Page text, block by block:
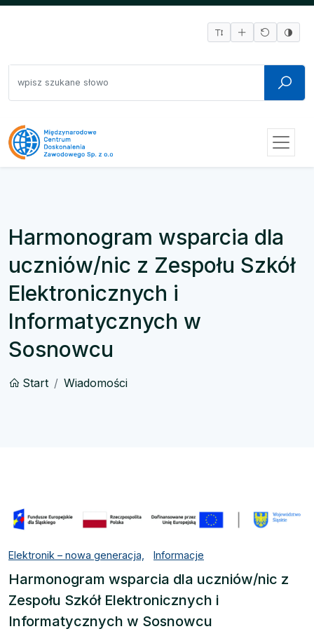
Harmonogram wsparcia dla
uczniów/nic z Zespołu Szkół
Elektronicznych i
Informatycznych w
Sosnowcu
Start Wiadomości
Elektronik – nowa generacja, Informacje
Harmonogram wsparcia dla uczniów/nic z
Zespołu Szkół Elektronicznych i
Informatycznych w Sosnowcu